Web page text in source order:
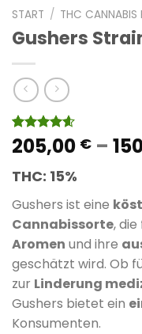
START / THC CANNABIS
Gushers
Bewertet
mit4.56
basierend
9
Kundenbewertungen
205,00 € –
THC: 15%
Gushers ist eine
Cannabissorte,
Aromen und ihre
geschätzt wird. Ob
zur Linderung
Gushers bietet ein
Konsumenten.